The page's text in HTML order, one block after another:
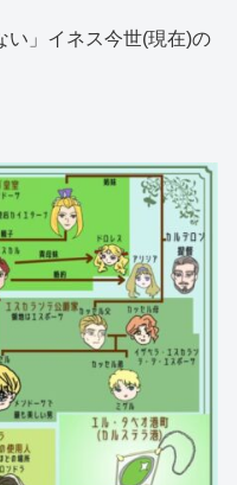
い」イネス今世(現在)の